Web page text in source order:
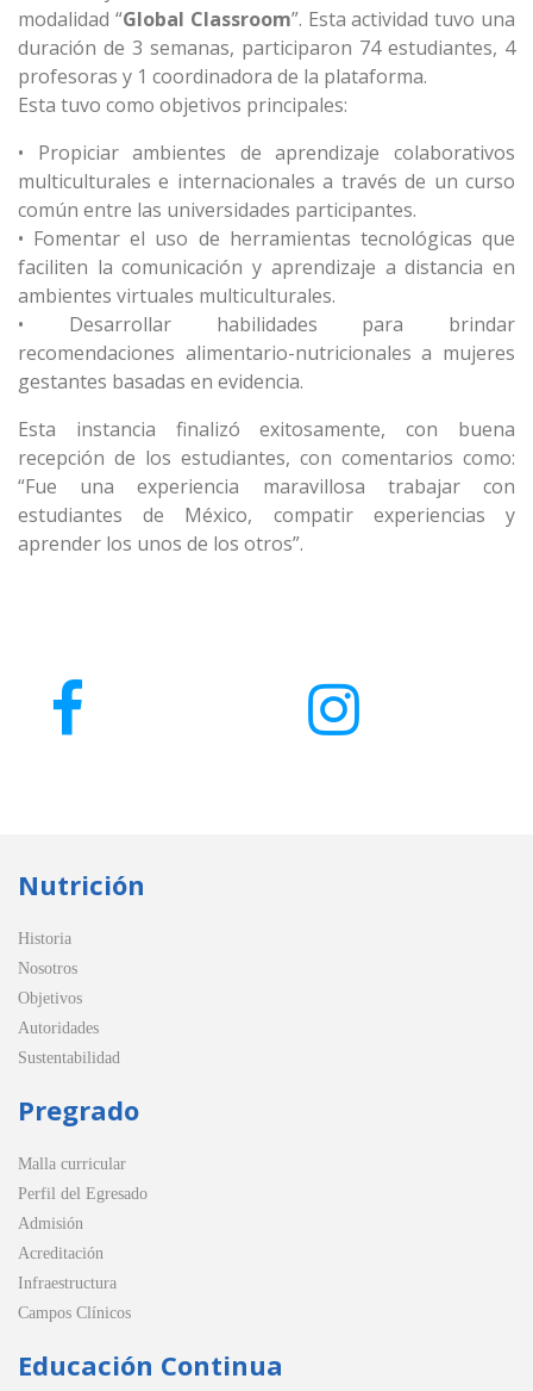
modalidad “Global Classroom”. Esta actividad tuvo una
duración de 3 semanas, participaron 74 estudiantes, 4
profesoras y 1 coordinadora de la plataforma.
Esta tuvo como objetivos principales:
• Propiciar ambientes de aprendizaje colaborativos
multiculturales e internacionales a través de un curso
común entre las universidades participantes.
• Fomentar el uso de herramientas tecnológicas que
faciliten la comunicación y aprendizaje a distancia en
ambientes virtuales multiculturales.
• Desarrollar habilidades para brindar
recomendaciones alimentario-nutricionales a mujeres
gestantes basadas en evidencia.
Esta instancia finalizó exitosamente, con buena
recepción de los estudiantes, con comentarios como:
“Fue una experiencia maravillosa trabajar con
estudiantes de México, compatir experiencias y
aprender los unos de los otros”.
Nutrición
Historia
Nosotros
Objetivos
Autoridades
Sustentabilidad
Pregrado
Malla curricular
Perfil del Egresado
Admisión
Acreditación
Infraestructura
Campos Clínicos
Educación Continua